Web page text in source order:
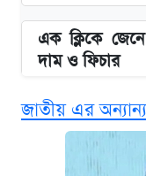
এক ক্লিকে
দাম ও ফিচার
আজকের বাজারে
নবম জাতীয় পে-
জাতীয় এর